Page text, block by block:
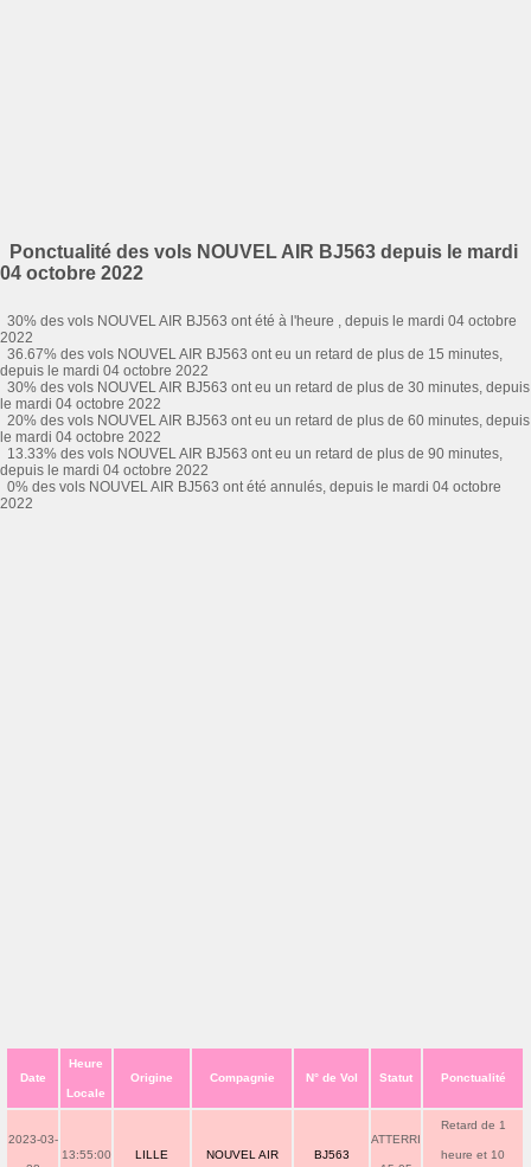
Ponctualité des vols NOUVEL AIR BJ563 depuis le mardi
04 octobre 2022
30% des vols NOUVEL AIR BJ563 ont été à l'heure , depuis le mardi 04 octobre
2022
36.67% des vols NOUVEL AIR BJ563 ont eu un retard de plus de 15 minutes,
depuis le mardi 04 octobre 2022
30% des vols NOUVEL AIR BJ563 ont eu un retard de plus de 30 minutes, depuis
le mardi 04 octobre 2022
20% des vols NOUVEL AIR BJ563 ont eu un retard de plus de 60 minutes, depuis
le mardi 04 octobre 2022
13.33% des vols NOUVEL AIR BJ563 ont eu un retard de plus de 90 minutes,
depuis le mardi 04 octobre 2022
0% des vols NOUVEL AIR BJ563 ont été annulés, depuis le mardi 04 octobre
2022
Date
Heure
Locale
Origine Compagnie N° de Vol Statut Ponctualité
2023-03-
13:55:00 LILLE NOUVEL AIR BJ563
ATTERRI
Retard de 1
heure et 10